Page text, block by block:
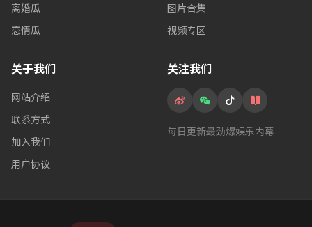
离婚瓜
恋情瓜
图片合集
视频专区
关于我们
网站介绍
联系方式
加入我们
用户协议
关注我们
每日更新最劲爆娱乐内幕